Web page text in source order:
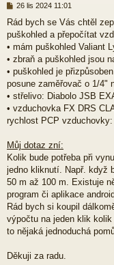
P
í
s
p
ě
e
k
26 lis 2024 11:01
Rád bych se Vás chtěl
puškohled a přepočítat
• mám puškohled Valiant
• zbraň a puškohled jsou
• puškohled je
posune zaměřovač o 1/4"
• střelivo: Diabolo JSB
• vzduchovka FX DRS
rychlost PCP
Můj dotaz zní:
Kolik bude potřeba při
jedno kliknutí. Např. když
50 m až 100 m. Existuje
program či aplikace
Rád bych si koupil
výpočtu na jeden klik
to nějaká jednoduchá
Děkuji za radu.